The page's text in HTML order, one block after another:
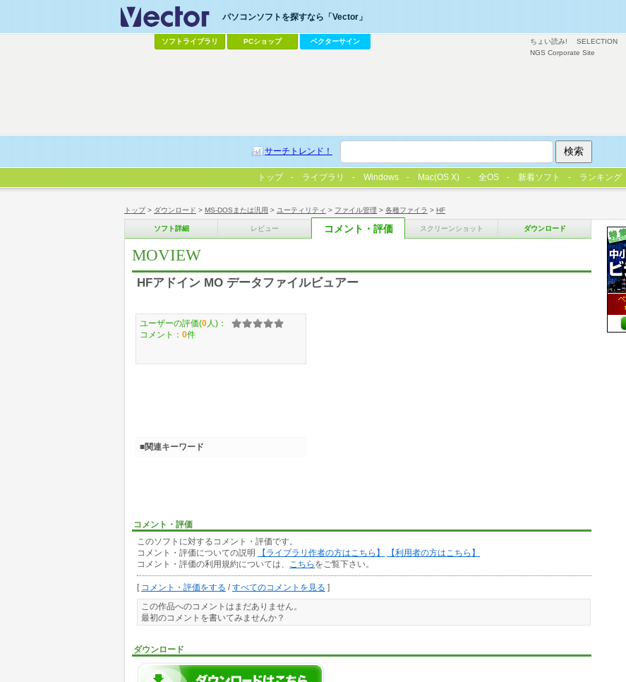
トップ> ダウンロード > MS-DOSまたは汎用 > ユーティリティ > ファイル管理 > 各種ファイラ > HF
ソフト詳細 レビュー コメント・評価 スクリーンショット ダウンロード
MOVIEW
HFアドイン MO データファイルビュアー
コメント・評価
このソフトに対するコメント・評価です。
コメント・評価についての説明
【ライブラリ作者の方はこちら】
【利用者の方はこちら】
コメント・評価の利用規約については、
こちら をご覧下さい。
[ コメント・評価をする /すべてのコメントを見る ]
この作品へのコメントはまだありません。
最初のコメントを書いてみませんか？
ダウンロード
ユーザーの評価(0 人)：
コメント： 0件
■関連キーワード
ちょい読み! SELECTION
NGS Corporate Site
パソコンソフトを探すなら「Vector」
ソフトライブラリ PCショップ ベクターサイン
サーチトレンド！
トップ ライブラリ Windows Mac(OS X) 全OS 新着ソフト ランキング